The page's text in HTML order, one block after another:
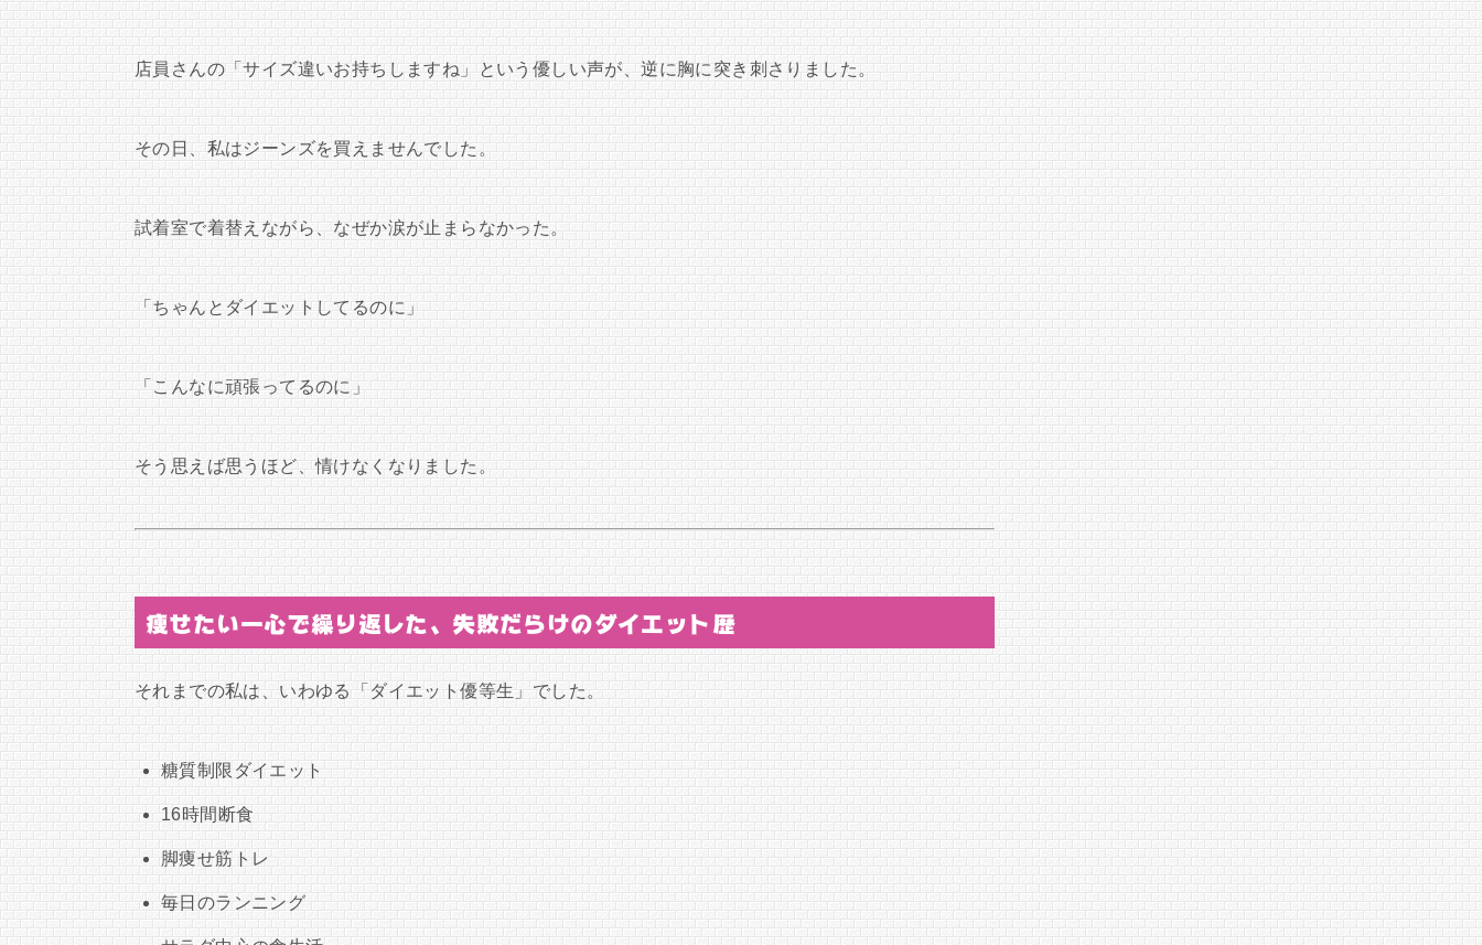
店員さんの「サイズ違いお持ちしますね」という優しい声が、逆に胸に突き刺さりました。
その日、私はジーンズを買えませんでした。
試着室で着替えながら、なぜか涙が止まらなかった。
「ちゃんとダイエットしてるのに」
「こんなに頑張ってるのに」
そう思えば思うほど、情けなくなりました。
痩せたい一心で繰り返した、失敗だらけのダイエット歴
それまでの私は、いわゆる「ダイエット優等生」でした。
糖質制限ダイエット
16時間断食
脚痩せ筋トレ
毎日のランニング